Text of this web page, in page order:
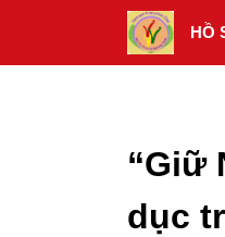
content
HỒ
“Giữ
dục